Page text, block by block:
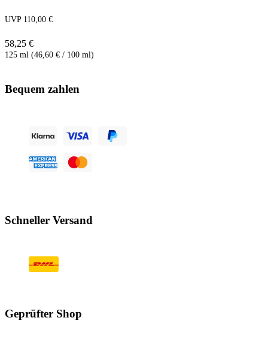
UVP 110,00 €
58,25 €
125 ml (46,60 € / 100 ml)
Bequem zahlen
Schneller Versand
Geprüfter Shop